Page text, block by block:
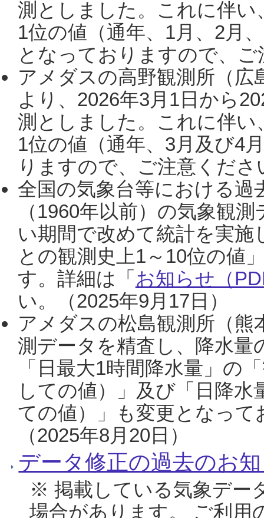
測としました。これに伴い
1位の値（通年、1月、2月
となっておりますので、
アメダスの高野観測所（
より、2026年3月1日から
測としました。これに伴い
1位の値（通年、3月及び4
りますので、ご注意くだ
全国の気象台等における過
（1960年以前）の気象観
い期間で改めて統計を実
との観測史上1～10位の値
す。詳細は「 お知らせ（
い。（2025年9月17日）
アメダスの松島観測所（熊
測データを精査し、降水
「日最大1時間降水量」の
しての値）」及び「日降
ての値）」も変更となっ
（2025年8月20日）
データ修正の過去のお
※ 掲載している気象デー
場合があります。 ご利用